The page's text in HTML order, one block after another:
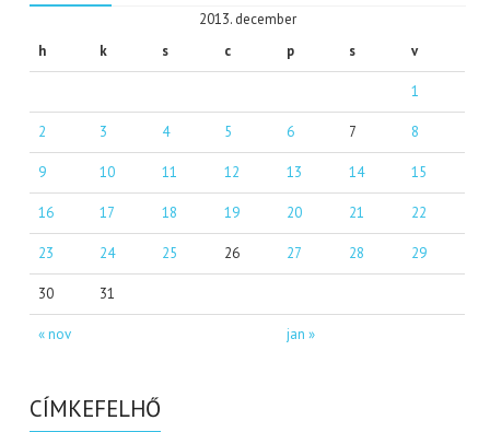
2013. december
h
k s c p s v
« nov jan »
1
2 3 4 5 6 7 8
9 10 11 12 13 14 15
16 17 18 19 20 21 22
23 24 25 26 27 28 29
30 31
CÍMKEFELHŐ